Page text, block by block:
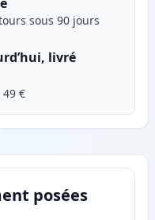
sous 90 jours
livré
€
posées